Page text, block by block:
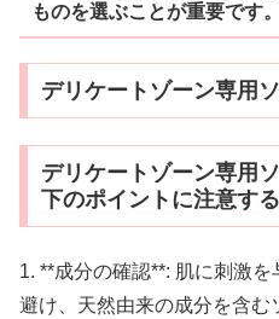
ものを選ぶことが重要です。
デリケートゾーン専用
デリケートゾーン専用
下のポイントに注意す
1. **成分の確認**: 肌に刺激
避け、天然由来の成分を含